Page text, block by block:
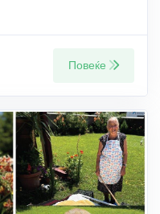
Повеќе